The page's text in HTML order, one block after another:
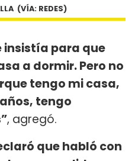
(VÍA: REDES)
insistía para que
a dormir. Pero no
tengo mi casa,
tengo
, agregó.
que habló con